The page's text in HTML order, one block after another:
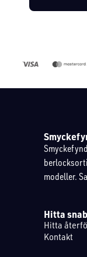
modeller.
Hitta
Hitta
Kontakt